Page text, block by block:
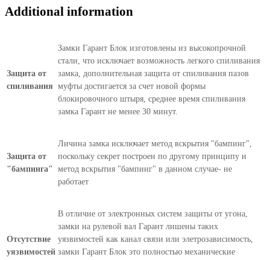
Additional information
Защита от
спиливания
Замки Гарант Блок изготовлены из высокопрочной
стали, что исключает возможность легкого спиливания
замка, дополнительная защита от спиливания пазов
муфты достигается за счет новой формы
блокировочного штыря, среднее время спиливания
замка Гарант не менее 30 минут.
Защита от
"бампинга"
Личина замка исключает метод вскрытия "бампинг",
поскольку секрет построен по другому принципу и
метод вскрытия "бампинг" в данном случае- не
работает
Отсутствие
уязвимостей
В отличие от электронных систем защиты от угона,
замки на рулевой вал Гарант лишены таких
уязвимостей как канал связи или элетрозависимость,
замки Гарант Блок это полностью механические